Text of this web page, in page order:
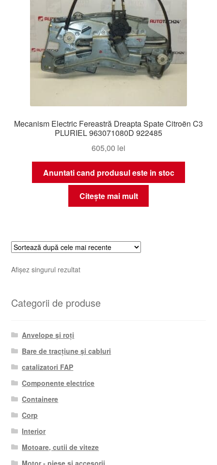
Mecanism Electric Fereastră Dreapta Spate Citroën C3
PLURIEL 963071080D 922485
605,00 lei
Anuntati cand produsul este in stoc
Citește mai mult
Afișez singurul rezultat
Categorii de produse
Anvelope și roți
Bare de tracțiune și cabluri
catalizatori FAP
Componente electrice
Containere
Corp
Interior
Motoare, cutii de viteze
Motor - piese si accesorii